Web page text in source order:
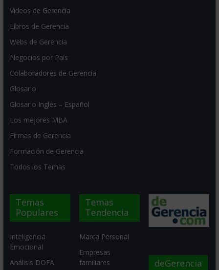
Videos de Gerencia
Libros de Gerencia
Webs de Gerencia
Negocios por País
Colaboradores de Gerencia
Glosario
Glosario Inglés – Español
Los mejores MBA
Firmas de Gerencia
Formación de Gerencia
Todos los Temas
Temas
Populares
Inteligencia
Emocional
Análisis DOFA
Temas
Tendencia
Marca Personal
Empresas
familiares
deGerencia